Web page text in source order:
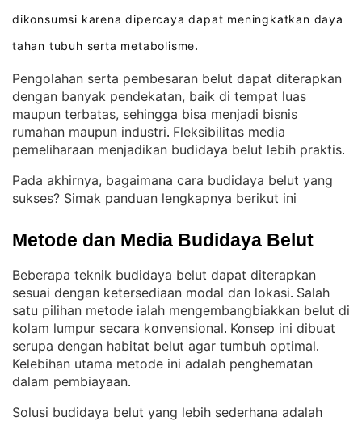
dikonsumsi karena dipercaya dapat meningkatkan daya
tahan tubuh serta metabolisme.
Pengolahan serta pembesaran belut dapat diterapkan
dengan banyak pendekatan, baik di tempat luas
maupun terbatas, sehingga bisa menjadi bisnis
rumahan maupun industri. Fleksibilitas media
pemeliharaan menjadikan budidaya belut lebih praktis.
Pada akhirnya, bagaimana cara budidaya belut yang
sukses? Simak panduan lengkapnya berikut ini
Metode dan Media Budidaya Belut
Beberapa teknik budidaya belut dapat diterapkan
sesuai dengan ketersediaan modal dan lokasi. Salah
satu pilihan metode ialah mengembangbiakkan belut di
kolam lumpur secara konvensional. Konsep ini dibuat
serupa dengan habitat belut agar tumbuh optimal
Kelebihan utama metode ini adalah penghematan
dalam pembiayaan.
Solusi budidaya belut yang lebih sederhana adalah